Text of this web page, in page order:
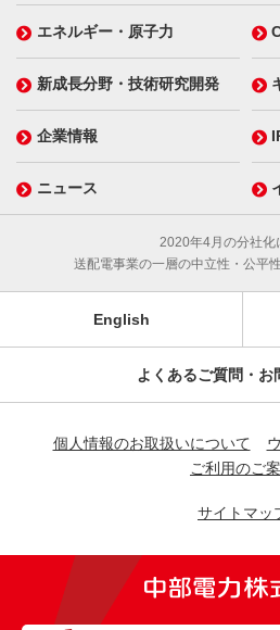
エネルギー・原子力
新成長分野・技術研究開発
企業情報
ニュース
2020年4月の分社化
送配電事業の一層の中立性・公平
English
よくあるご質問・お
個人情報のお取扱いについて
ご利用のご
サイトマッ